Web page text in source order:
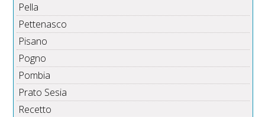
Pella
Pettenasco
Pisano
Pogno
Pombia
Prato Sesia
Recetto